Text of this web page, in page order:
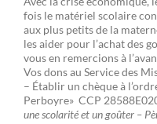
fois le matériel scolaire
aux plus petits de la
les aider pour l’achat des
vous en remercions à
Vos dons au Service des
– Établir un chèque à
Perboyre» CCP
une scolarité et un goûter –